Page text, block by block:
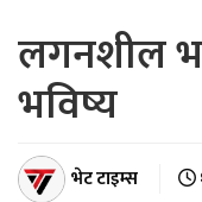
लगनशील
भविष्य
भेट टाइम्स